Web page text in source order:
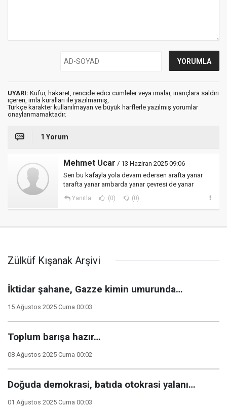
UYARI: Küfür, hakaret, rencide edici cümleler veya imalar, inançlara saldırı
içeren, imla kuralları ile yazılmamış,
Türkçe karakter kullanılmayan ve büyük harflerle yazılmış yorumlar
onaylanmamaktadır.
1 Yorum
Mehmet Ucar / 13 Haziran 2025 09:06
Sen bu kafayla yola devam edersen arafta yanar
tarafta yanar ambarda yanar çevresi de yanar
Yanıtla (0) (0)
Zülküf Kışanak Arşivi
İktidar şahane, Gazze kimin umurunda…
15 Ağustos 2025 Cuma 00:03
Toplum barışa hazır…
08 Ağustos 2025 Cuma 00:02
Doğuda demokrasi, batıda otokrasi yalanı…
01 Ağustos 2025 Cuma 00:03